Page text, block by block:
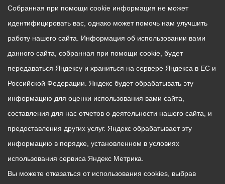
Собранная при помощи cookie информация не может
идентифицировать вас, однако может помочь нам улучшить
работу нашего сайта. Информация об использовании вами
данного сайта, собранная при помощи cookie, будет
передаваться Яндексу и храниться на сервере Яндекса в ЕС и
Российской Федерации. Яндекс будет обрабатывать эту
информацию для оценки использования вами сайта,
составления для нас отчетов о деятельности нашего сайта, и
предоставления других услуг. Яндекс обрабатывает эту
информацию в порядке, установленном в условиях
использования сервиса Яндекс Метрика.
Вы можете отказаться от использования cookies, выбрав